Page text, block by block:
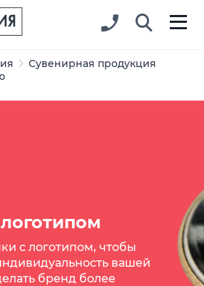
Сувенирная продукция
с логотипом, чтобы
вашей
бренд более